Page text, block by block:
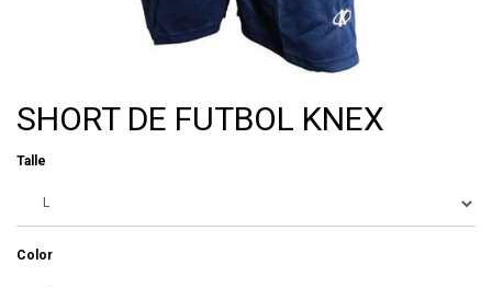
SHORT DE FUTBOL KNEX
Talle
Color